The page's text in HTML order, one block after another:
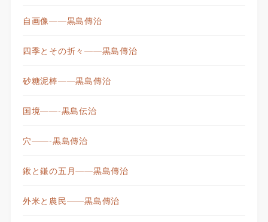
自画像——黒島傳治
四季とその折々——黒島傳治
砂糖泥棒——黒島傳治
国境——-黒島伝治
穴——-黒島傳治
鍬と鎌の五月——黒島傳治
外米と農民——黒島傳治